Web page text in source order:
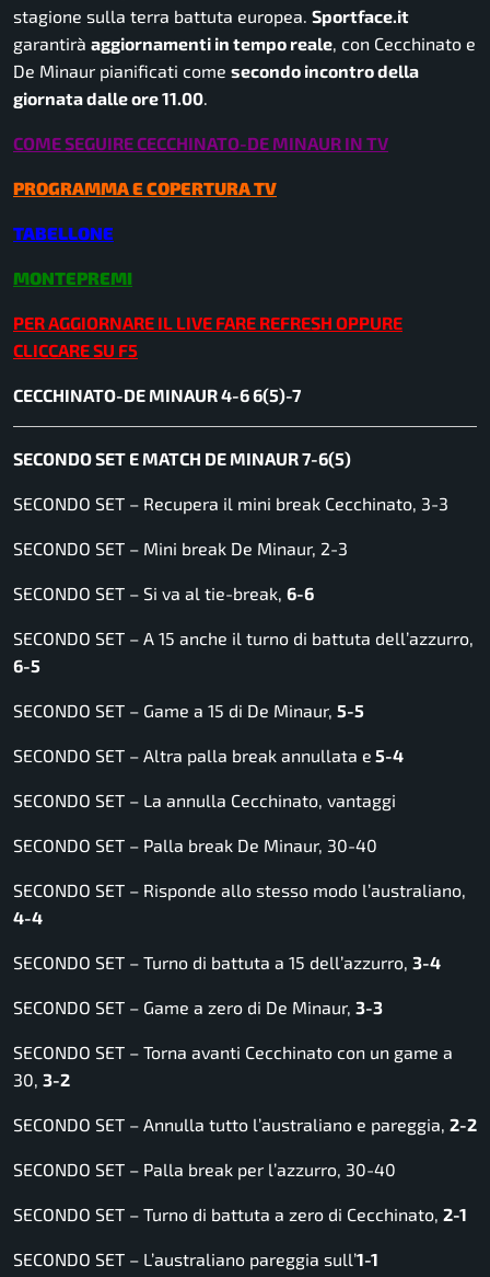
stagione sulla terra battuta europea. Sportface.it
garantirà aggiornamenti in tempo reale , con Cecchinato e
De Minaur pianificati come secondo incontro della
giornata dalle ore 11.00
COME SEGUIRE CECCHINATO-DE MINAUR IN TV
PROGRAMMA E COPERTURA TV
TABELLONE
MONTEPREMI
PER AGGIORNARE IL LIVE FARE REFRESH OPPURE
CLICCARE SU F5
CECCHINATO-DE MINAUR 4-6 6(5)-7
SECONDO SET E MATCH DE MINAUR 7-6(5)
SECONDO SET – Recupera il mini break Cecchinato, 3-3
SECONDO SET – Mini break De Minaur, 2-3
SECONDO SET – Si va al tie-break, 6-6
SECONDO SET – A 15 anche il turno di battuta dell’azzurro,
6-5
SECONDO SET – Game a 15 di De Minaur, 5-5
SECONDO SET – Altra palla break annullata e 5-4
SECONDO SET – La annulla Cecchinato, vantaggi
SECONDO SET – Palla break De Minaur, 30-40
SECONDO SET – Risponde allo stesso modo l’australiano,
4-4
SECONDO SET – Turno di battuta a 15 dell’azzurro, 3-4
SECONDO SET – Game a zero di De Minaur, 3-3
SECONDO SET – Torna avanti Cecchinato con un game a
30, 3-2
SECONDO SET – Annulla tutto l’australiano e pareggia, 2-2
SECONDO SET – Palla break per l’azzurro, 30-40
SECONDO SET – Turno di battuta a zero di Cecchinato, 2-1
SECONDO SET – L’australiano pareggia sull’1-1